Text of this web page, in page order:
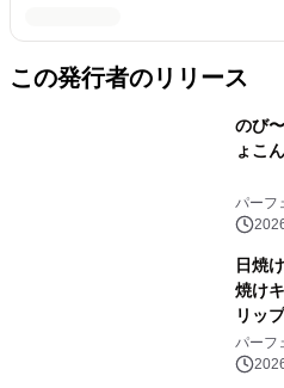
この発行者のリリース
のび
ょこ
パーフ
日焼
焼け
リッ
レト
パーフ